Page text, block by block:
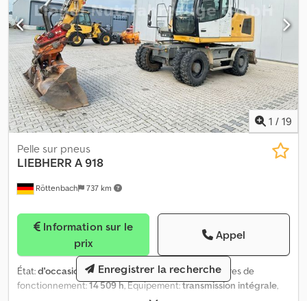
1 / 19
Röttenbach 737 km
Pelle sur pneus
LIEBHERR A 918
prix
Appel
État:d'occasion , Année de construction:2014, heures de
fonctionnement:14 509 h, Équipement:transmission intégrale,
Enregistrer la recherche